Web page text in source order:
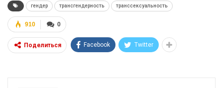
гендер трансгендерность транссексуальность
0
910
Поделиться Facebook Twitter